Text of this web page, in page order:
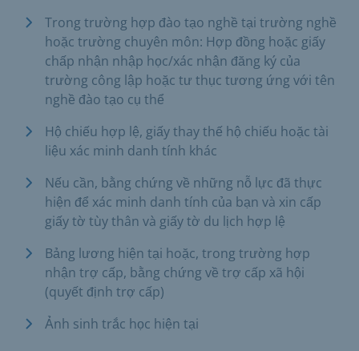
Trong trường hợp đào tạo nghề tại trường nghề
hoặc trường chuyên môn: Hợp đồng hoặc giấy
chấp nhận nhập học/xác nhận đăng ký của
trường công lập hoặc tư thục tương ứng với tên
nghề đào tạo cụ thể
Hộ chiếu hợp lệ, giấy thay thế hộ chiếu hoặc tài
liệu xác minh danh tính khác
Nếu cần, bằng chứng về những nỗ lực đã thực
hiện để xác minh danh tính của bạn và xin cấp
giấy tờ tùy thân và giấy tờ du lịch hợp lệ
Bảng lương hiện tại hoặc, trong trường hợp
nhận trợ cấp, bằng chứng về trợ cấp xã hội
(quyết định trợ cấp)
Ảnh sinh trắc học hiện tại